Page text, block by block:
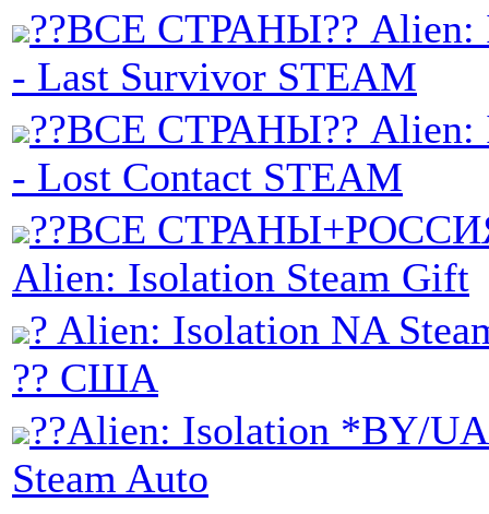
??ВСЕ СТРАНЫ?? Alien:
- Last Survivor STEAM
??ВСЕ СТРАНЫ?? Alien:
- Lost Contact STEAM
??ВСЕ
Alien: Isolation Steam Gift
? Alien: Isolation NA
?? США
??Alien: Isolation *BY/
Steam Auto